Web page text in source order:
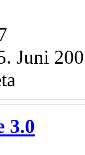
Juni
3.0